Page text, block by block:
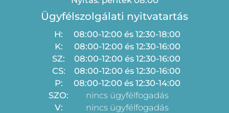
Ügyfélszolgálati nyitvatartás
H:
08:00-12:00 és 12:30-18:00
K:
08:00-12:00 és 12:30-16:00
SZ:
08:00-12:00 és 12:30-16:00
CS:
08:00-12:00 és 12:30-16:00
P:
08:00-12:00 és 12:30-14:00
SZO:
nincs ügyfélfogadás
V:
nincs ügyfélfogadás